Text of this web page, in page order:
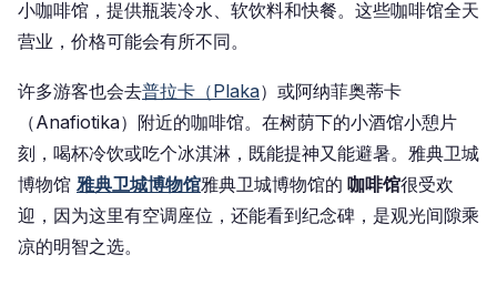
小咖啡馆，提供瓶装冷水、软饮料和快餐。这些咖啡馆全天
营业，价格可能会有所不同。
许多游客也会去普拉卡（Plaka）或阿纳菲奥蒂卡
（Anafiotika）附近的咖啡馆。在树荫下的小酒馆小憩片
刻，喝杯冷饮或吃个冰淇淋，既能提神又能避暑。雅典卫城
博物馆 雅典卫城博物馆雅典卫城博物馆的 咖啡馆很受欢
迎，因为这里有空调座位，还能看到纪念碑，是观光间隙乘
凉的明智之选。